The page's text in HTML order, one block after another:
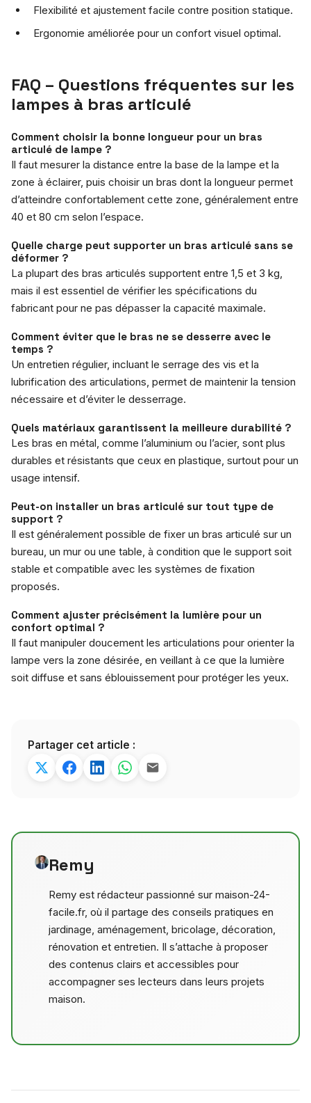
Flexibilité et ajustement facile contre position statique.
Ergonomie améliorée pour un confort visuel optimal.
FAQ – Questions fréquentes sur les
lampes à bras articulé
Comment choisir la bonne longueur pour un bras
articulé de lampe ?
Il faut mesurer la distance entre la base de la lampe et la
zone à éclairer, puis choisir un bras dont la longueur permet
d’atteindre confortablement cette zone, généralement entre
40 et 80 cm selon l’espace.
Quelle charge peut supporter un bras articulé sans se
déformer ?
La plupart des bras articulés supportent entre 1,5 et 3 kg,
mais il est essentiel de vérifier les spécifications du
fabricant pour ne pas dépasser la capacité maximale.
Comment éviter que le bras ne se desserre avec le
temps ?
Un entretien régulier, incluant le serrage des vis et la
lubrification des articulations, permet de maintenir la tension
nécessaire et d’éviter le desserrage.
Quels matériaux garantissent la meilleure durabilité ?
Les bras en métal, comme l’aluminium ou l’acier, sont plus
durables et résistants que ceux en plastique, surtout pour un
usage intensif.
Peut-on installer un bras articulé sur tout type de
support ?
Il est généralement possible de fixer un bras articulé sur un
bureau, un mur ou une table, à condition que le support soit
stable et compatible avec les systèmes de fixation
proposés.
Comment ajuster précisément la lumière pour un
confort optimal ?
Il faut manipuler doucement les articulations pour orienter la
lampe vers la zone désirée, en veillant à ce que la lumière
soit diffuse et sans éblouissement pour protéger les yeux.
Partager cet article :
Remy
Remy est rédacteur passionné sur maison-24-
facile.fr, où il partage des conseils pratiques en
jardinage, aménagement, bricolage, décoration,
rénovation et entretien. Il s’attache à proposer
des contenus clairs et accessibles pour
accompagner ses lecteurs dans leurs projets
maison.